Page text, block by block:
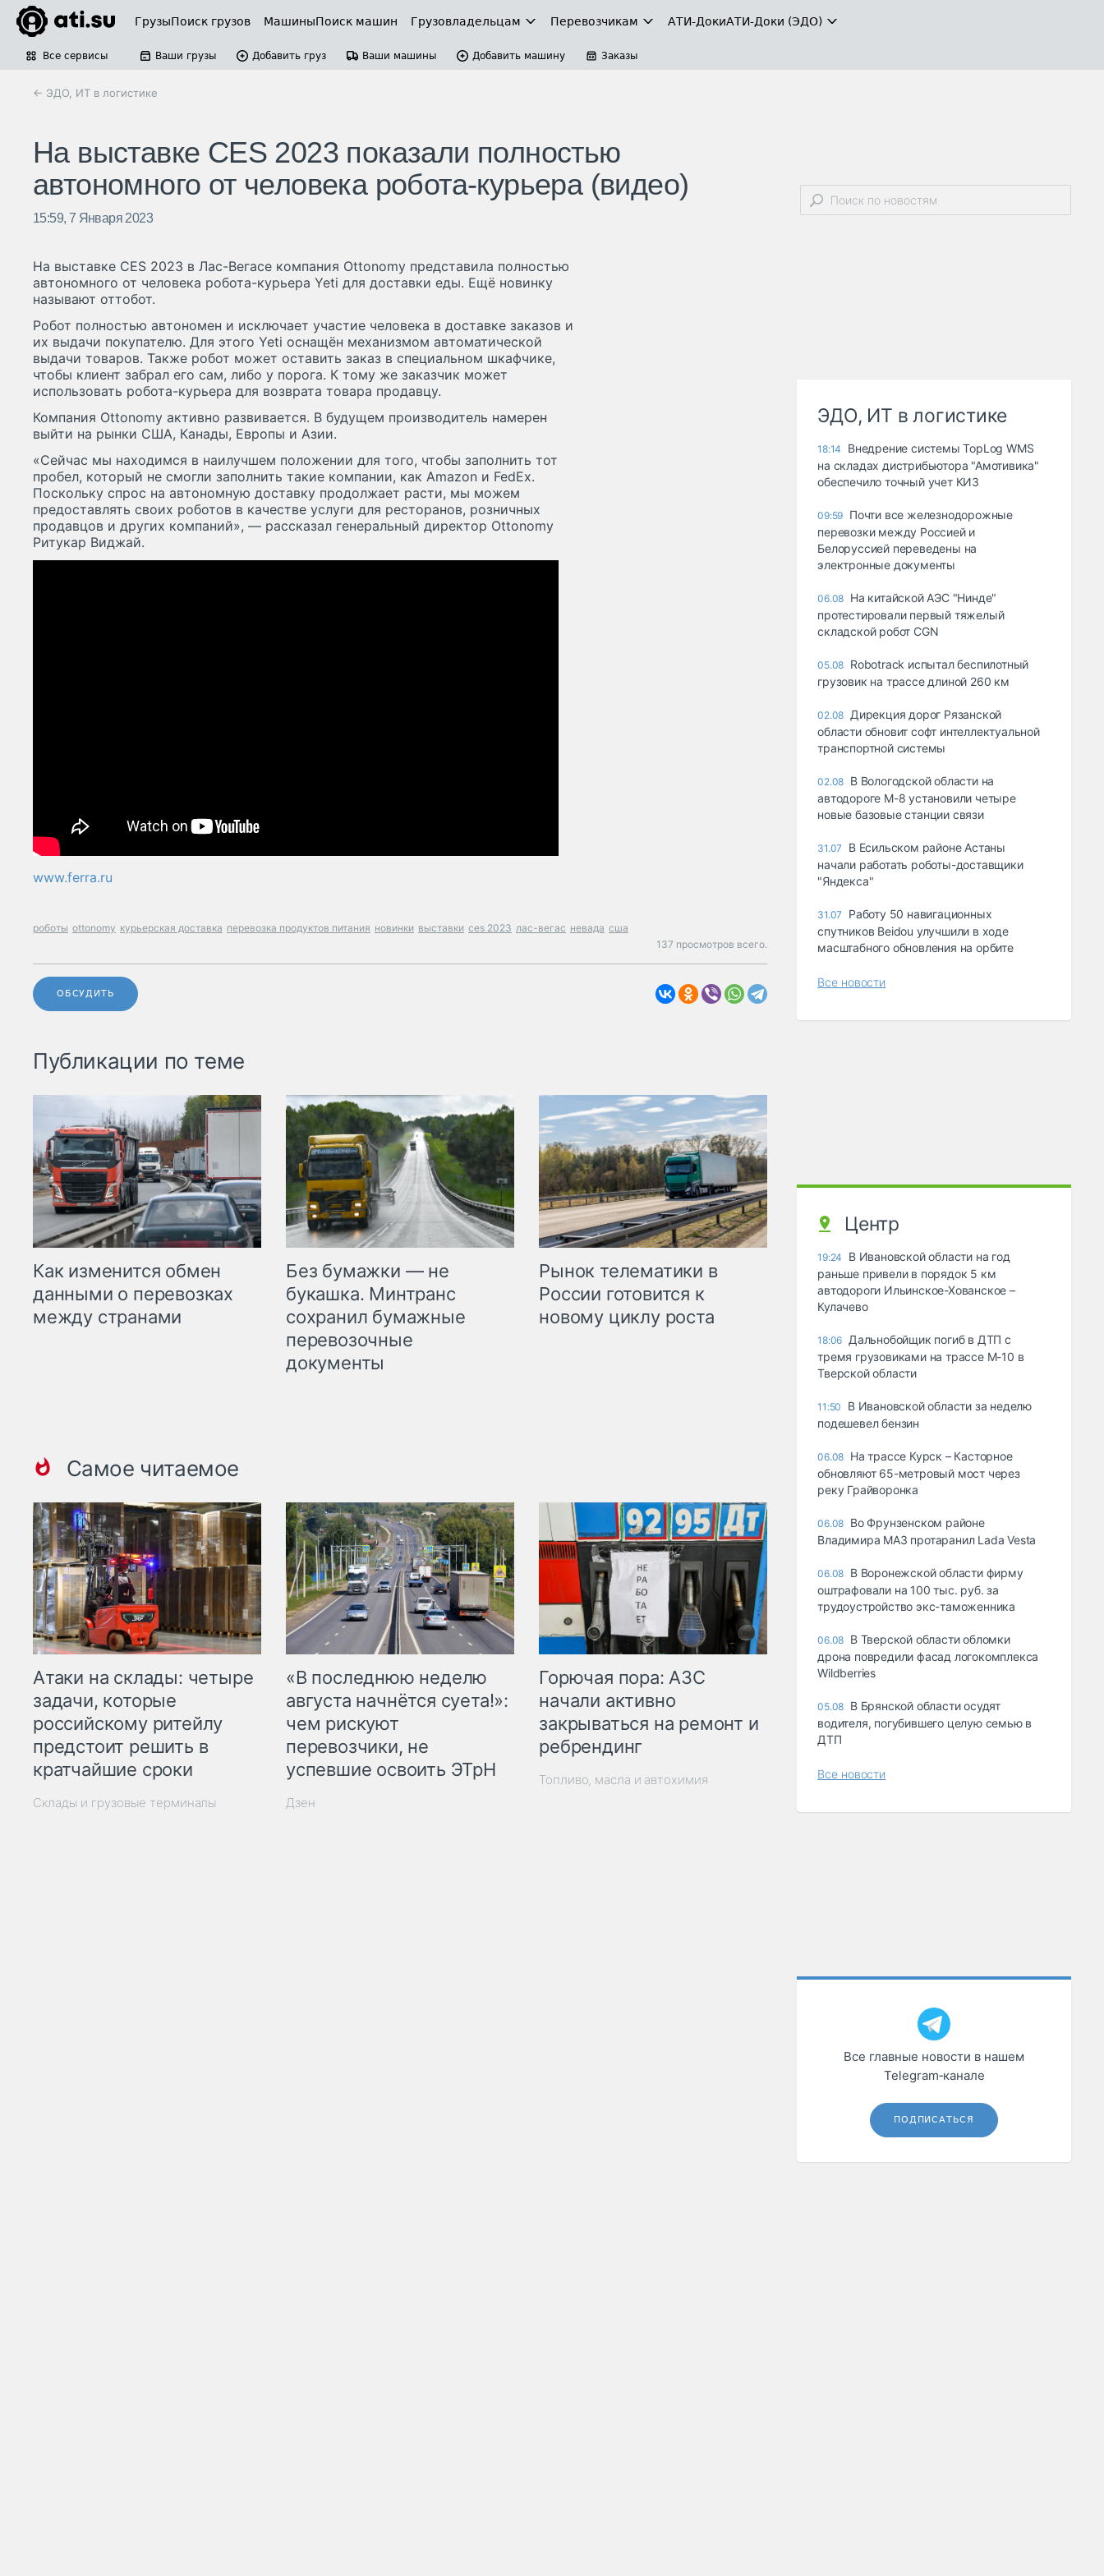
ГрузыПоиск грузов МашиныПоиск машин Грузовладельцам Перевозчикам АТИ-ДокиАТИ-Доки (ЭДО)
Все сервисы Ваши грузы Добавить груз Ваши машины Добавить машину Заказы
← ЭДО, ИТ в логистике
На выставке CES 2023 показали полностью
автономного от человека робота-курьера (видео)
15:59, 7 Января 2023
На выставке CES 2023 в Лас-Вегасе компания Ottonomy представила полностью
автономного от человека робота-курьера Yeti для доставки еды. Ещё новинку
называют оттобот.
Робот полностью автономен и исключает участие человека в доставке заказов и
их выдачи покупателю. Для этого Yeti оснащён механизмом автоматической
выдачи товаров. Также робот может оставить заказ в специальном шкафчике,
чтобы клиент забрал его сам, либо у порога. К тому же заказчик может
использовать робота-курьера для возврата товара продавцу.
Компания Ottonomy активно развивается. В будущем производитель намерен
выйти на рынки США, Канады, Европы и Азии.
«Сейчас мы находимся в наилучшем положении для того, чтобы заполнить тот
пробел, который не смогли заполнить такие компании, как Amazon и FedEx.
Поскольку спрос на автономную доставку продолжает расти, мы можем
предоставлять своих роботов в качестве услуги для ресторанов, розничных
продавцов и других компаний», — рассказал генеральный директор Ottonomy
Ритукар Виджай.
www.ferra.ru
роботы ottonomy курьерская доставка перевозка продуктов питания новинки выставки ces 2023 лас-вегас невада сша
137 просмотров всего.
ОБСУДИТЬ
Публикации по теме
Как изменится обмен
данными о перевозках
между странами
Без бумажки — не
букашка. Минтранс
сохранил бумажные
перевозочные
документы
Рынок телематики в
России готовится к
новому циклу роста
Самое читаемое
Атаки на склады: четыре
задачи, которые
российскому ритейлу
предстоит решить в
кратчайшие сроки
Склады и грузовые терминалы
«В последнюю неделю
августа начнётся суета!»:
чем рискуют
перевозчики, не
успевшие освоить ЭТрН
Дзен
Горючая пора: АЗС
начали активно
закрываться на ремонт и
ребрендинг
Топливо, масла и автохимия
ЭДО, ИТ в логистике
18:14
Внедрение системы TopLog WMS
на складах дистрибьютора "Амотивика"
обеспечило точный учет КИЗ
09:59 Почти все железнодорожные
перевозки между Россией и
Белоруссией переведены на
электронные документы
06.08 На китайской АЭС "Нинде"
протестировали первый тяжелый
складской робот CGN
05.08 Robotrack испытал беспилотный
грузовик на трассе длиной 260 км
02.08 Дирекция дорог Рязанской
области обновит софт интеллектуальной
транспортной системы
02.08 В Вологодской области на
автодороге М-8 установили четыре
новые базовые станции связи
31.07
В Есильском районе Астаны
начали работать роботы-доставщики
"Яндекса"
31.07
Работу 50 навигационных
спутников Beidou улучшили в ходе
масштабного обновления на орбите
Все новости
Центр
19:24
В Ивановской области на год
раньше привели в порядок 5 км
автодороги Ильинское-Хованское –
Кулачево
18:06 Дальнобойщик погиб в ДТП с
тремя грузовиками на трассе М-10 в
Тверской области
11:50
В Ивановской области за неделю
подешевел бензин
06.08 На трассе Курск – Касторное
обновляют 65-метровый мост через
реку Грайворонка
06.08 Во Фрунзенском районе
Владимира МАЗ протаранил Lada Vesta
06.08 В Воронежской области фирму
оштрафовали на 100 тыс. руб. за
трудоустройство экс-таможенника
06.08 В Тверской области обломки
дрона повредили фасад логокомплекса
Wildberries
05.08 В Брянской области осудят
водителя, погубившего целую семью в
ДТП
Все новости
Все главные новости в нашем
Telegram‑канале
ПОДПИСАТЬСЯ